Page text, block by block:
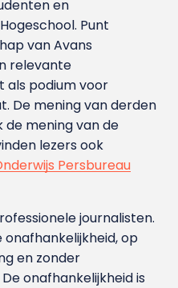
en
Punt
van Avans
relevante
als podium voor
De mening van derden
de mening van de
lezers ook
Persbureau
journalisten.
onafhankelijkheid, op
en zonder
onafhankelijkheid is